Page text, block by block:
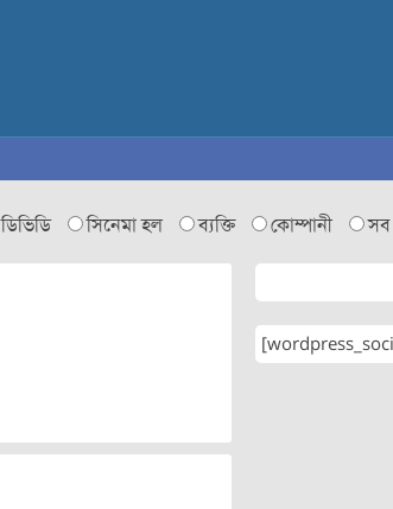
ডিভিডি সিনেমা হল ব্যক্তি কোম্পানী সব